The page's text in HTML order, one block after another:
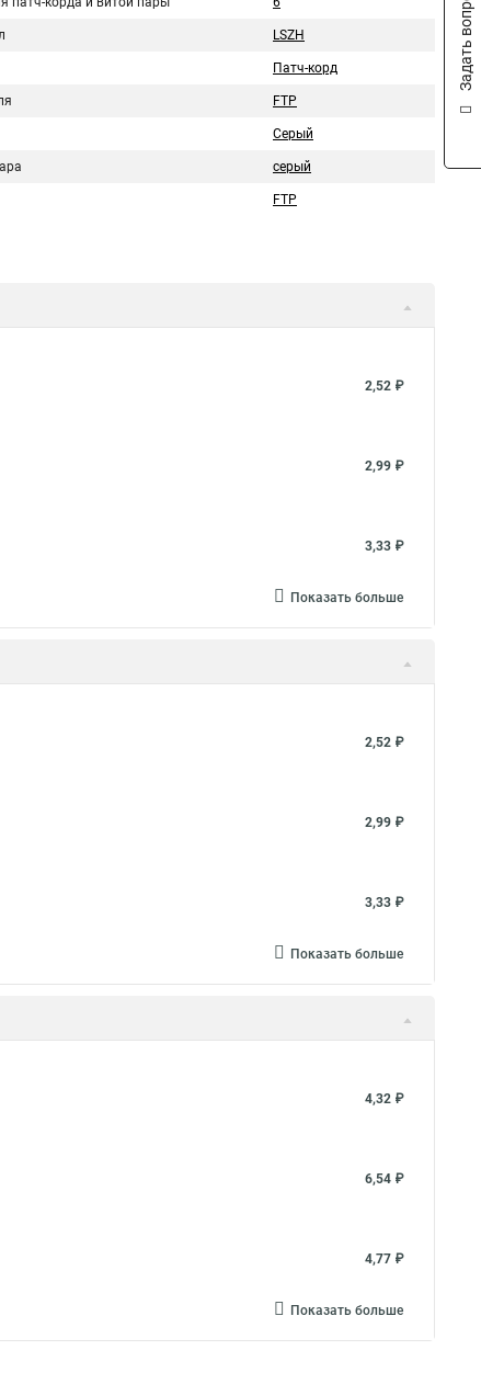
LSZH
Патч-корд
FTP
Серый
серый
FTP
2,52 ₽
2,99 ₽
3,33 ₽
Показать больше
2,52 ₽
2,99 ₽
3,33 ₽
Показать больше
4,32 ₽
6,54 ₽
4,77 ₽
Показать больше
Задать вопрос